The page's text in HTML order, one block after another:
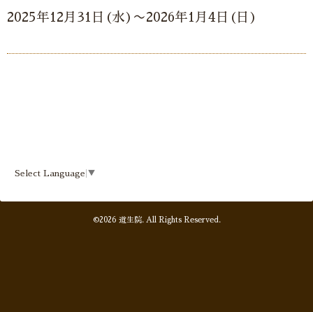
2025年12月31日(水)〜2026年1月4日(日)
Select Language ▼
©2026 道生院. All Rights Reserved.